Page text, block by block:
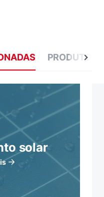
PRODUTOS
solar